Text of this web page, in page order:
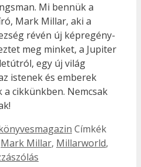
Mi bennük a
Mark Millar, aki a
révén új képregény-
meg minket, a Jupiter
egy új világ
istenek és emberek
cikkünkben. Nemcsak
Címkék
Mark Millar, Millarworld,